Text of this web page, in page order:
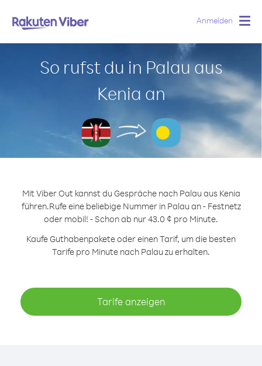
Anmelden
So rufst du in Palau aus
Kenia an
Mit Viber Out kannst du Gespräche nach Palau aus Kenia
führen.Rufe eine beliebige Nummer in Palau an - Festnetz
oder mobil! - Schon ab nur 43.0 ¢ pro Minute.
Kaufe Guthabenpakete oder einen Tarif, um die besten
Tarife pro Minute nach Palau zu erhalten.
Tarife anzeigen